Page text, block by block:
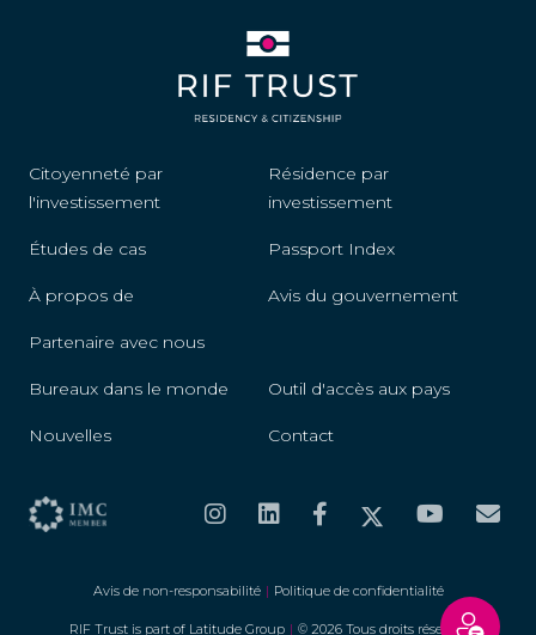
Citoyenneté par
l'investissement
Résidence par
investissement
Études de cas Passport Index
À propos de Avis du gouvernement
Partenaire avec nous
Bureaux dans le monde Outil d'accès aux pays
Nouvelles Contact
Avis de non-responsabilité | Politique de confidentialité
RIF Trust is part of Latitude Group | © 2026 Tous droits réservés